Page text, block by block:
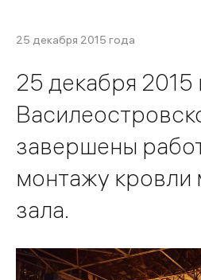
25 декабря 2015 года
25 декабря 2015
завершены
монтажу кровли
зала.